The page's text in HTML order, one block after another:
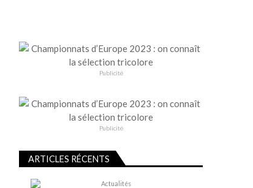
Publicité
Publicité
ARTICLES RÉCENTS
Actualités